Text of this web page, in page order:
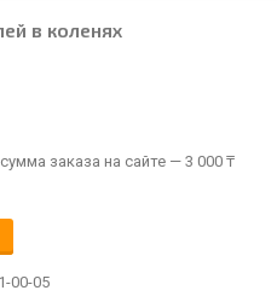
в коленях
заказа на сайте — 3 000 ₸
00-05